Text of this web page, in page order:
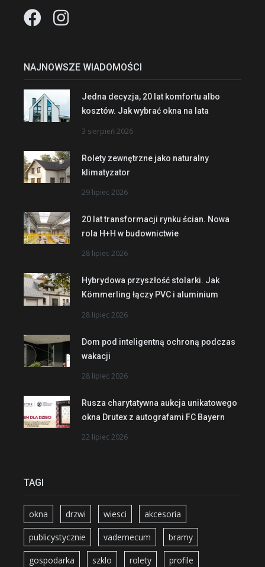
NAJNOWSZE WIADOMOŚCI
Jedna decyzja, 20 lat komfortu albo
kosztów. Jak wybrać okna na lata
3 sierpień 2026
Rolety zewnętrzne jako naturalny
klimatyzator
29 lipiec 2026
20 lat transformacji rynku ścian. Nowa
rola H+H w budownictwie
28 lipiec 2026
Hybrydowa przyszłość stolarki. Jak
Kömmerling łączy PVC i aluminium
28 lipiec 2026
Dom pod inteligentną ochroną podczas
wakacji
28 lipiec 2026
Rusza charytatywna aukcja unikatowego
okna Drutex z autografami FC Bayern
22 lipiec 2026
TAGI
okna drzwi wiesci akcesoria
publicystycznie vademecum bramy
gospodarka szklo rolety profile